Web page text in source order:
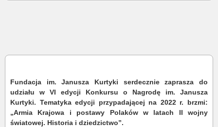
Fundacja im. Janusza Kurtyki serdecznie zaprasza do
udziału w VI edycji Konkursu o Nagrodę im. Janusza
Kurtyki. Tematyka edycji przypadającej na 2022 r. brzmi:
„Armia Krajowa i postawy Polaków w latach II wojny
światowej. Historia i dziedzictwo”.